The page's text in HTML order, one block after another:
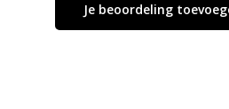
Je beoordeling